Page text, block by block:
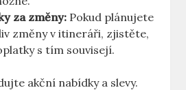
za změny: Pokud plánujete
změny v itineráři, zjistěte,
s tím souvisejí.
akční nabídky a slevy.